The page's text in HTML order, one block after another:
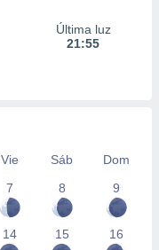
Última luz
21:55
Vie Sáb
Dom
7
8 9
14 15 16